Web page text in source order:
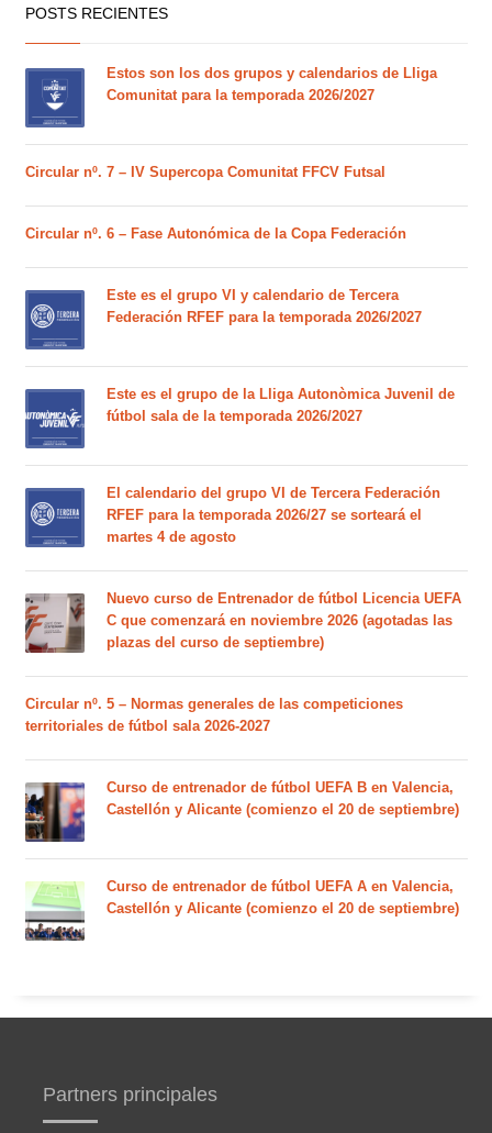
POSTS RECIENTES
Estos son los dos grupos y calendarios de Lliga
Comunitat para la temporada 2026/2027
Circular nº. 7 – IV Supercopa Comunitat FFCV Futsal
Circular nº. 6 – Fase Autonómica de la Copa Federación
Este es el grupo VI y calendario de Tercera
Federación RFEF para la temporada 2026/2027
Este es el grupo de la Lliga Autonòmica Juvenil de
fútbol sala de la temporada 2026/2027
El calendario del grupo VI de Tercera Federación
RFEF para la temporada 2026/27 se sorteará el
martes 4 de agosto
Nuevo curso de Entrenador de fútbol Licencia UEFA
C que comenzará en noviembre 2026 (agotadas las
plazas del curso de septiembre)
Circular nº. 5 – Normas generales de las competiciones
territoriales de fútbol sala 2026-2027
Curso de entrenador de fútbol UEFA B en Valencia,
Castellón y Alicante (comienzo el 20 de septiembre)
Curso de entrenador de fútbol UEFA A en Valencia,
Castellón y Alicante (comienzo el 20 de septiembre)
Partners principales